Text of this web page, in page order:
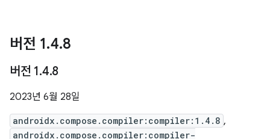
버전 1.4.8
버전 1.4.8
2023년 6월 28일
androidx.compose.compiler:compiler:1.4.8 ,
androidx.compose.compiler:compiler-